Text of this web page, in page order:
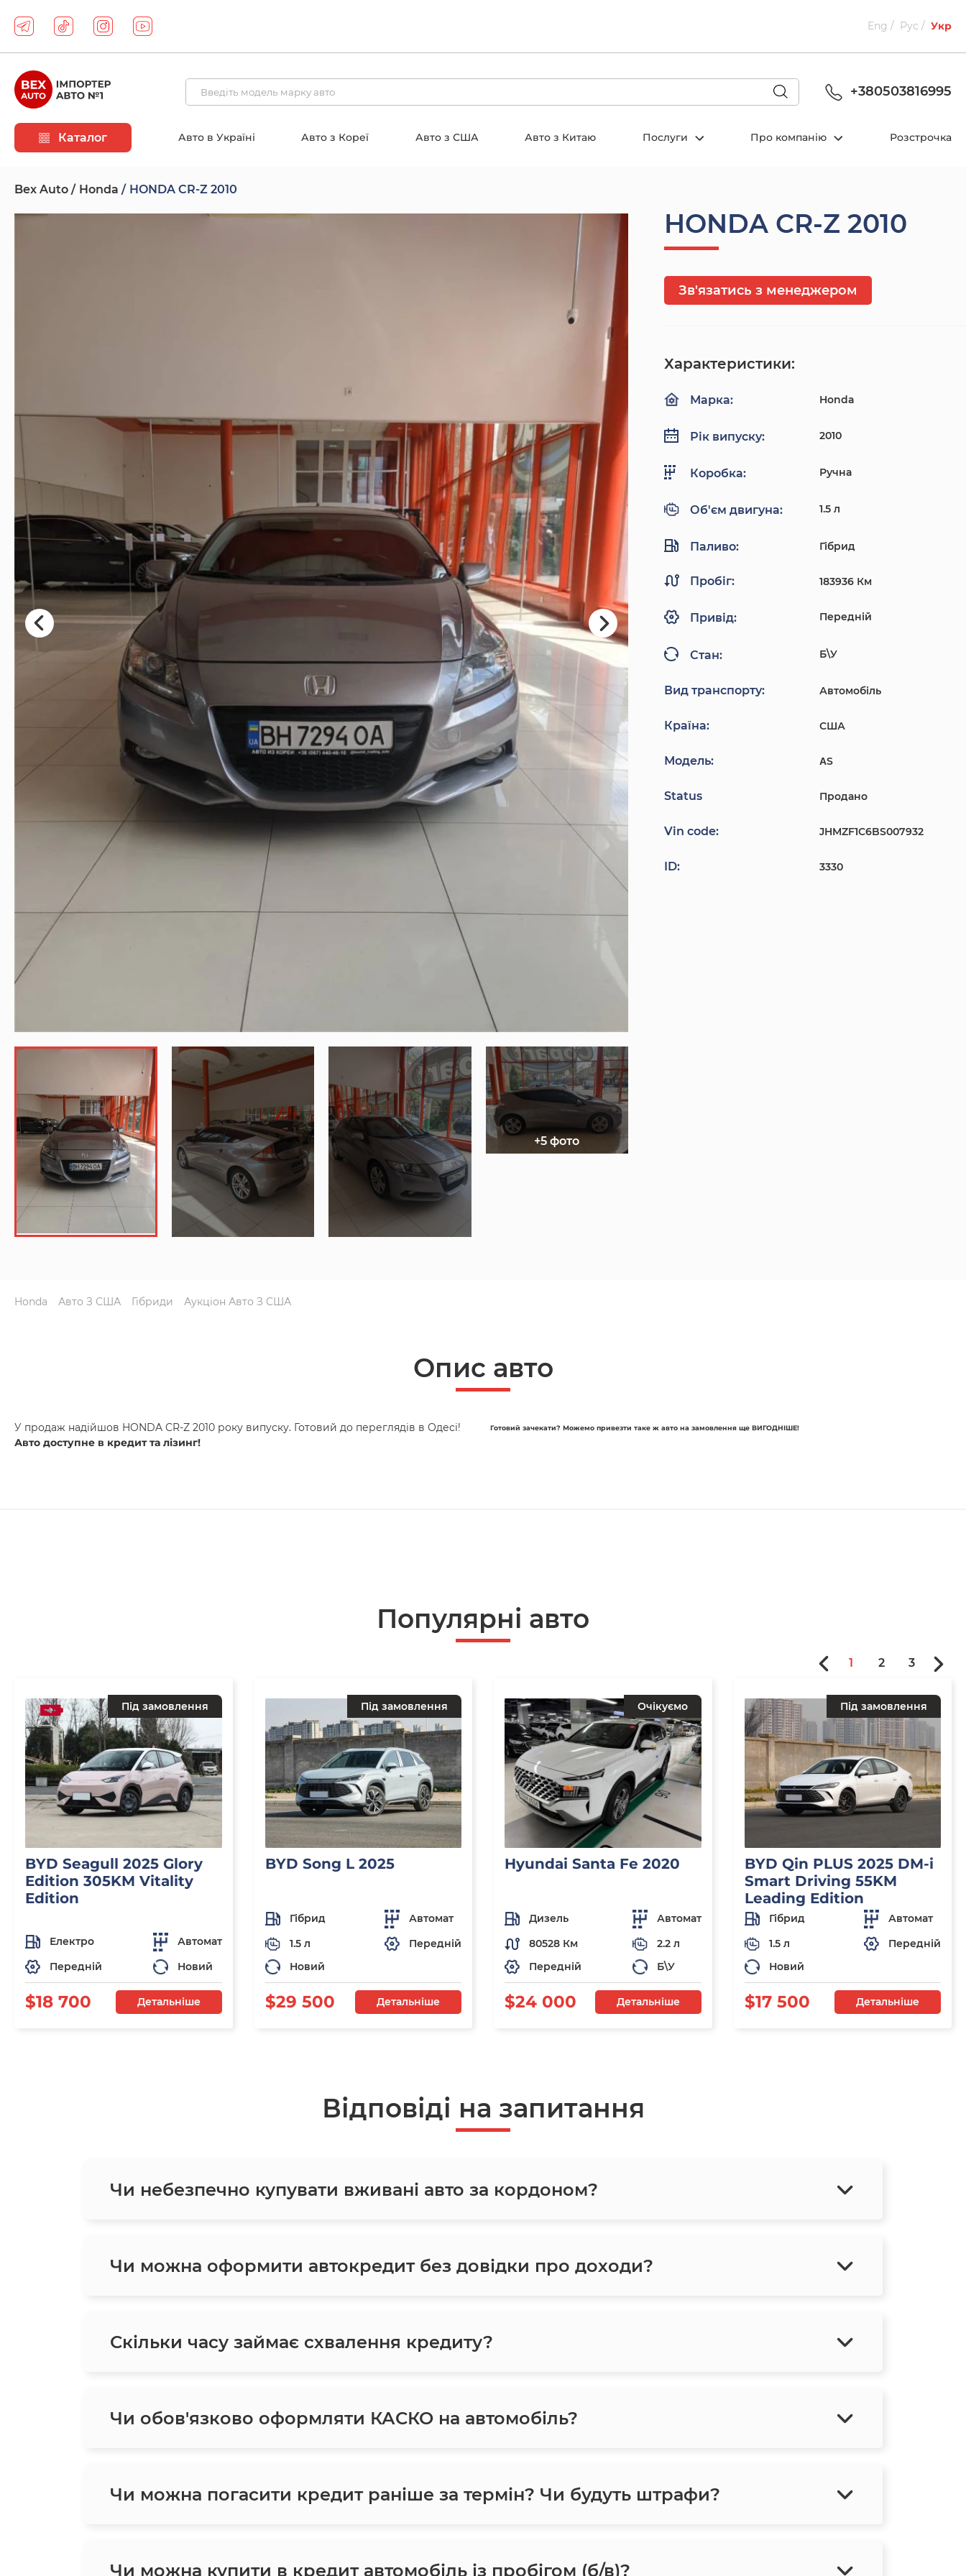
Eng Рус Укр
+380503816995
Каталог Авто в Україні Авто з Кореї Авто з США Авто з Китаю Послуги Про компанію Розстрочка
Bex Auto Honda HONDA CR-Z 2010
HONDA CR-Z 2010
+5 фото
Зв'язатись з менеджером
Характеристики:
Марка: Honda
Рік випуску: 2010
Коробка: Ручна
Об'єм двигуна: 1.5 л
Паливо: Гібрид
Пробіг: 183936 Км
Привід: Передній
Стан: Б\У
Вид транспорту: Автомобіль
Країна: США
Модель: ΑS
Status Продано
Vin code: JHMZF1C6BS007932
ID: 3330
Honda Авто З США Гібриди Аукціон Авто З США
Опис авто
У продаж надійшов HONDA CR-Z 2010 року випуску. Готовий до переглядів в Одесі!
Авто доступне в кредит та лізинг!
Готовий зачекати? Можемо привезти таке ж авто на замовлення ще ВИГОДНІШЕ!
Популярнi авто
Під замовлення
BYD Seagull 2025 Glory
Edition 305KM Vitality
Edition
Електро
Автомат
Передній
Новий
$18 700 Детальніше
Під замовлення
BYD Song L 2025
Гібрид
Автомат
1.5 л
Передній
Новий
$29 500 Детальніше
Очікуємо
Hyundai Santa Fe 2020
Дизель
Автомат
80528 Км
2.2 л
Передній
Б\У
$24 000 Детальніше
Під замовлення
BYD Qin PLUS 2025 DM-i
Smart Driving 55KM
Leading Edition
Гібрид
Автомат
1.5 л
Передній
Новий
$17 500 Детальніше
1 2 3
Відповіді на запитання
Чи небезпечно купувати вживані авто за кордоном?
Чи можна оформити автокредит без довідки про доходи?
Скільки часу займає схвалення кредиту?
Чи обов'язково оформляти КАСКО на автомобіль?
Чи можна погасити кредит раніше за термін? Чи будуть штрафи?
Чи можна купити в кредит автомобіль із пробігом (б/в)?